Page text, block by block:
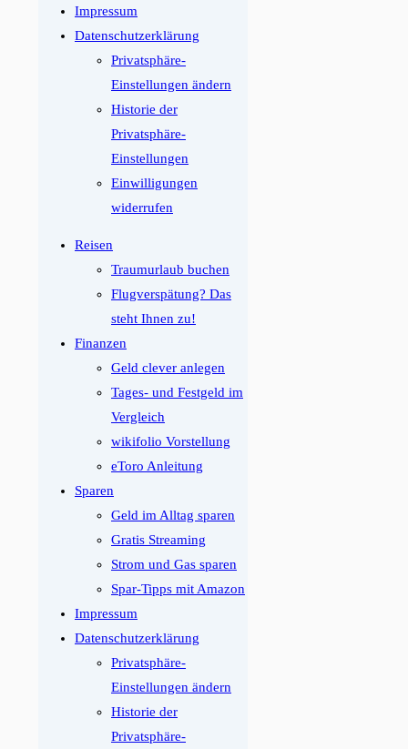
Impressum
Datenschutzerklärung
Privatsphäre-
Einstellungen ändern
Historie der
Privatsphäre-
Einstellungen
Einwilligungen
widerrufen
Reisen
Traumurlaub buchen
Flugverspätung? Das
steht Ihnen zu!
Finanzen
Geld clever anlegen
Tages- und Festgeld im
Vergleich
wikifolio Vorstellung
eToro Anleitung
Sparen
Geld im Alltag sparen
Gratis Streaming
Strom und Gas sparen
Spar-Tipps mit Amazon
Impressum
Datenschutzerklärung
Privatsphäre-
Einstellungen ändern
Historie der
Privatsphäre-